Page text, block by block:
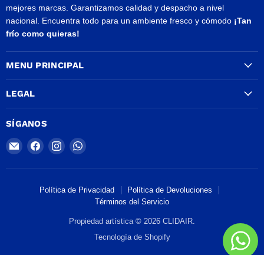
mejores marcas. Garantizamos calidad y despacho a nivel
nacional. Encuentra todo para un ambiente fresco y cómodo ¡Tan
frío como quieras!
MENU PRINCIPAL
LEGAL
SÍGANOS
Encuéntrenos
Correo
Encuéntrenos
Facebook
Encuéntrenos
Instagram
Encuéntrenos
WhatsApp
Política de Privacidad
Política de Devoluciones
Términos del Servicio
Propiedad artística © 2026 CLIDAIR.
Tecnología de Shopify